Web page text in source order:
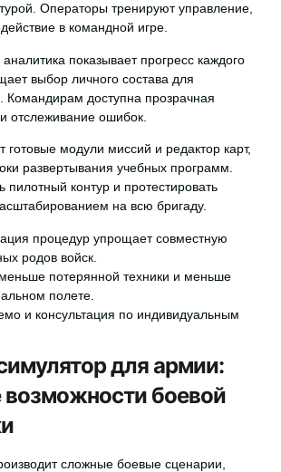
Операторы тренируют управление,
в командной игре.
показывает прогресс каждого
выбор личного состава для
Командирам доступна прозрачная
отслеживание ошибок.
готовые модули миссий и редактор карт,
развертывания учебных программ.
пилотный контур и протестировать
на всю бригаду.
процедур упрощает совместную
родов войск.
потерянной техники и меньше
полете.
и консультация по индивидуальным
для армии:
боевой
сложные боевые сценарии